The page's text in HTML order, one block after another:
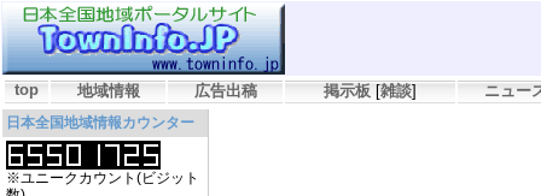
top 地域情報 広告出稿 掲示板 [雑談] ニュー
日本全国地域情報カウンター
※ユニークカウント(ビジット